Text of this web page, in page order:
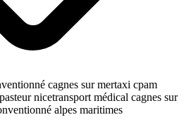
cagnes sur mertaxi cpam
nicetransport médical cagnes sur
alpes maritimes